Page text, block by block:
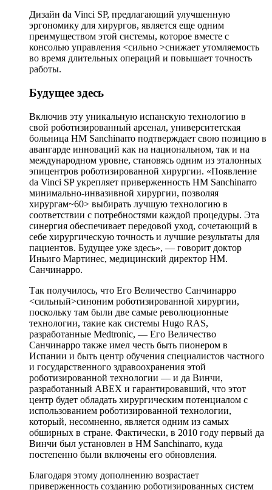
Дизайн da Vinci SP, предлагающий улучшенную
эргономику для хирургов, является еще одним
преимуществом этой системы, которое вместе с
консолью управления <сильно >снижает утомляемость
во время длительных операций и повышает точность
работы.
Будущее здесь
Включив эту уникальную испанскую технологию в
свой роботизированный арсенал, университетская
больница HM Sanchinarro подтверждает свою позицию в
авангарде инноваций как на национальном, так и на
международном уровне, становясь одним из эталонных
эпицентров роботизированной хирургии. «Появление
da Vinci SP укрепляет приверженность HM Sanchinarro
минимально-инвазивной хирургии, позволяя
хирургам~60> выбирать лучшую технологию в
соответствии с потребностями каждой процедуры. Эта
синергия обеспечивает передовой уход, сочетающий в
себе хирургическую точность и лучшие результаты для
пациентов. Будущее уже здесь», — говорит доктор
Иньиго Мартинес, медицинский директор HM.
Санчинарро.
Так получилось, что Его Величество Санчинарро
<сильный>синоним роботизированной хирургии,
поскольку там были две самые революционные
технологии, такие как системы Hugo RAS,
разработанные Medtronic, — Его Величество
Санчинарро также имел честь быть пионером в
Испании и быть центр обучения специалистов частного
и государственного здравоохранения этой
роботизированной технологии — и да Винчи,
разработанный ABEX и гарантировавший, что этот
центр будет обладать хирургическим потенциалом с
использованием роботизированной технологии,
который, несомненно, является одним из самых
обширных в стране. Фактически, в 2010 году первый да
Винчи был установлен в HM Sanchinarro, куда
постепенно были включены его обновления.
Благодаря этому дополнению возрастает
приверженность созданию роботизированных систем